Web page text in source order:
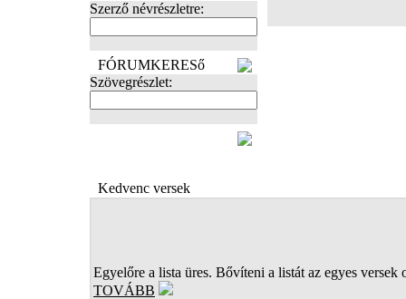
Szerző névrészletre:
FÓRUMKERESő
Szövegrészlet:
Kedvenc versek
Egyelőre a lista üres. Bővíteni a listát az egyes versek
TOVÁBB